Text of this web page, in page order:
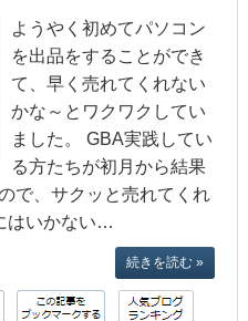
ようやく初めてパソコン
を出品をすることができ
て、早く売れてくれない
かな～とワクワクしてい
ました。 GBA実践してい
る方たちが初月から結果
で、サクッと売れてくれ
はいかない…
続きを読む »